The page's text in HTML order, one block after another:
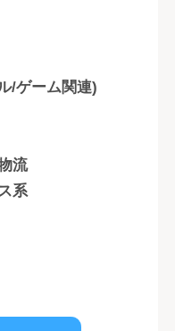
/ゲーム関連)
流
系